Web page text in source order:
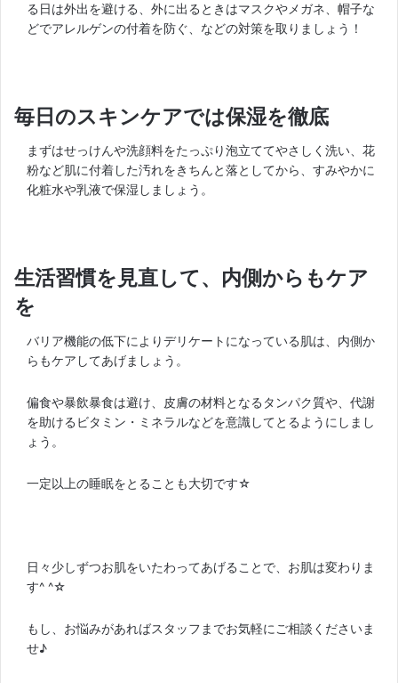
る日は外出を避ける、外に出るときはマスクやメガネ、帽子な
どでアレルゲンの付着を防ぐ、などの対策を取りましょう！
毎日のスキンケアでは保湿を徹底
まずはせっけんや洗顔料をたっぷり泡立ててやさしく洗い、花
粉など肌に付着した汚れをきちんと落としてから、すみやかに
化粧水や乳液で保湿しましょう。
生活習慣を見直して、内側からもケア
を
バリア機能の低下によりデリケートになっている肌は、内側か
らもケアしてあげましょう。
偏食や暴飲暴食は避け、皮膚の材料となるタンパク質や、代謝
を助けるビタミン・ミネラルなどを意識してとるようにしまし
ょう。
一定以上の睡眠をとることも大切です☆
日々少しずつお肌をいたわってあげることで、お肌は変わりま
す^ ^☆
もし、お悩みがあればスタッフまでお気軽にご相談くださいま
せ♪